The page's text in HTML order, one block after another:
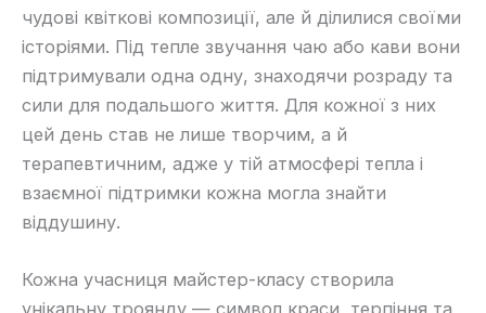
чудові квіткові композиції, але й ділилися своїми
історіями. Під тепле звучання чаю або кави вони
підтримували одна одну, знаходячи розраду та
сили для подальшого життя. Для кожної з них
цей день став не лише творчим, а й
терапевтичним, адже у тій атмосфері тепла і
взаємної підтримки кожна могла знайти
віддушину.
Кожна учасниця майстер-класу створила